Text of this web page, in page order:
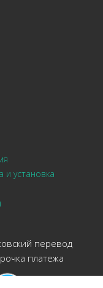
и установка
перевод
платежа